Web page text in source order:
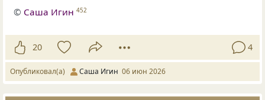
© Саша Игин 452
20 4
Опубликовал(а) Саша Игин 06 июн 2026